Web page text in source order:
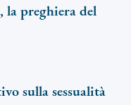
la preghiera del
sulla sessualità